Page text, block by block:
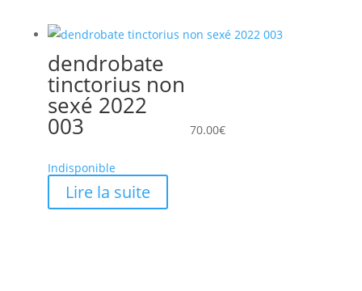
dendrobate
tinctorius non
sexé 2022
003 70.00€
Indisponible
Lire la suite